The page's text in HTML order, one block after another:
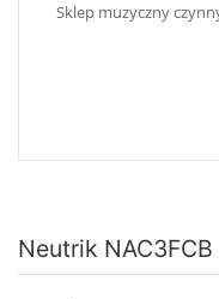
Sklep muzyczny
Neutrik NAC3FCB